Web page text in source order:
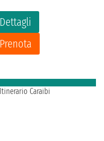
Dettagli
Prenota